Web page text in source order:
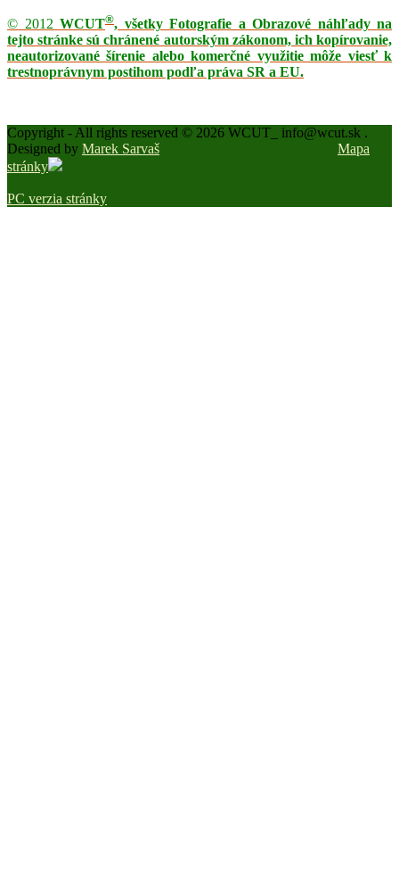
© 2012 WCUT®, všetky Fotografie a Obrazové náhľady na
tejto stránke sú chránené autorským zákonom, ich kopírovanie,
neautorizované šírenie alebo komerčné využitie môže viesť k
trestnoprávnym postihom podľa práva SR a EU.
Copyright - All rights reserved © 2026 WCUT_ info@wcut.sk .
Designed by Marek Sarvaš
Mapa
stránky
PC verzia stránky